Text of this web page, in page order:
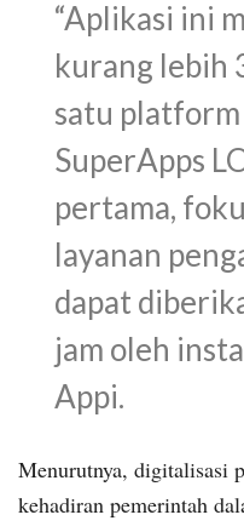
“Aplikasi ini
kurang lebih
satu
SuperApps
pertama,
layanan
dapat
jam oleh
Appi.
Menurutnya, digitalisasi
kehadiran pemerintah